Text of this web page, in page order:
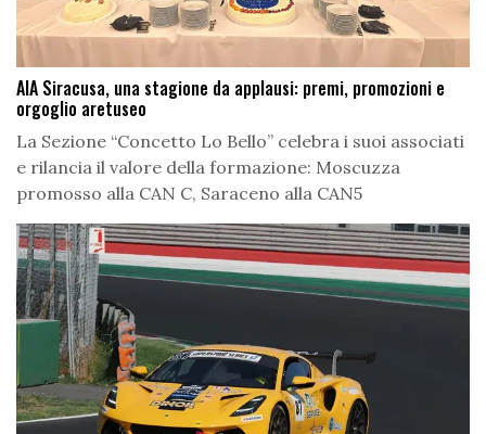
AIA Siracusa, una stagione da applausi: premi, promozioni e
orgoglio aretuseo
La Sezione “Concetto Lo Bello” celebra i suoi associati
e rilancia il valore della formazione: Moscuzza
promosso alla CAN C, Saraceno alla CAN5